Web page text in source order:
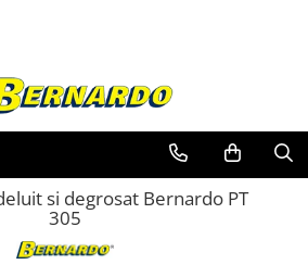
metal
metal
si degrosat Bernardo PT
305